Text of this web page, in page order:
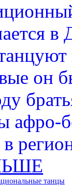
он
афро-
танцы